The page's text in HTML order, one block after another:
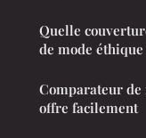
Quelle
de mode
Comparateur
offre facilement